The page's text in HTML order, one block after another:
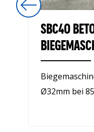
SBC40
Ø32mm bei